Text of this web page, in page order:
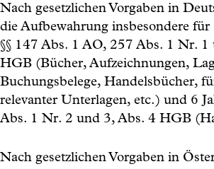
Nach gesetzlichen Vorgaben in
die Aufbewahrung insbesondere für
§§ 147 Abs. 1 AO, 257 Abs. 1 Nr. 1
HGB (Bücher, Aufzeichnungen,
Buchungsbelege, Handelsbücher,
relevanter Unterlagen, etc.) und 6
Abs. 1 Nr. 2 und 3, Abs. 4 HGB
Nach gesetzlichen Vorgaben in